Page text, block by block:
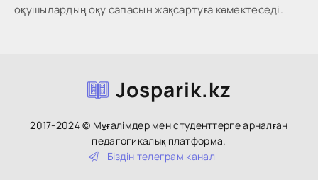
оқушылардың оқу сапасын жақсартуға көмектеседі.
Josparik.kz
2017-2024 © Мұғалімдер мен студенттерге арналған
педагогикалық платформа.
Біздін тeлeгpaм кaнaл